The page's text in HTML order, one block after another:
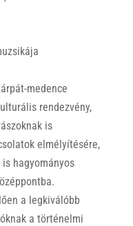
medence
rendezvény,
is
elmélyítésére,
hagyományos
a legkiválóbb
a történelmi